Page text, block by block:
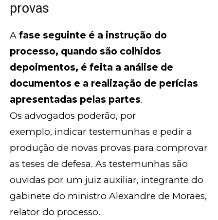
provas
A fase seguinte é a instrução do
processo, quando são colhidos
depoimentos, é feita a análise de
documentos e a realização de perícias
apresentadas pelas partes.
Os advogados poderão, por
exemplo, indicar testemunhas e pedir a
produção de novas provas para comprovar
as teses de defesa. As testemunhas são
ouvidas por um juiz auxiliar, integrante do
gabinete do ministro Alexandre de Moraes,
relator do processo.